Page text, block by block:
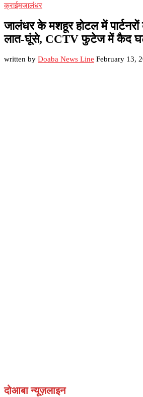
क्राईमजालंधर
जालंधर के मशहूर होटल में
लात-घूंसे, CCTV फुटेज में कैद
written by Doaba News Line February 13,
दोआबा न्यूज़लाइन